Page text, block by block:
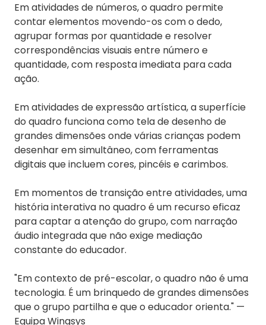
Em atividades de números, o quadro permite
contar elementos movendo-os com o dedo,
agrupar formas por quantidade e resolver
correspondências visuais entre número e
quantidade, com resposta imediata para cada
ação.
Em atividades de expressão artística, a superfície
do quadro funciona como tela de desenho de
grandes dimensões onde várias crianças podem
desenhar em simultâneo, com ferramentas
digitais que incluem cores, pincéis e carimbos.
Em momentos de transição entre atividades, uma
história interativa no quadro é um recurso eficaz
para captar a atenção do grupo, com narração
áudio integrada que não exige mediação
constante do educador.
"Em contexto de pré-escolar, o quadro não é uma
tecnologia. É um brinquedo de grandes dimensões
que o grupo partilha e que o educador orienta." —
Equipa Wingsys